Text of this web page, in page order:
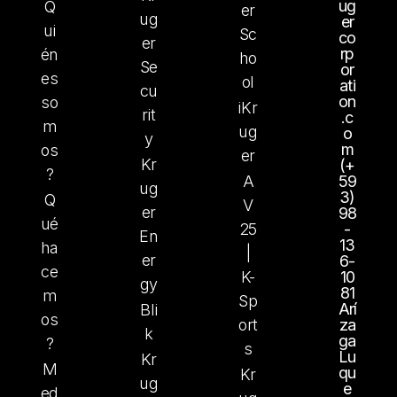
Q
ui
én
es
so
m
os
?
Q
ué
ha
ce
m
os
?
M
ed
ug
er
Se
cu
rit
y
Kr
ug
er
En
er
gy
Bli
k
Kr
ug
er
Sc
ho
ol
iKr
ug
er
A
V
25
K-
Sp
ort
s
Kr
ug
er
co
rp
or
ati
on
.c
o
m
(+
59
3)
98
-
13
6-
10
81
Arí
za
ga
Lu
qu
e